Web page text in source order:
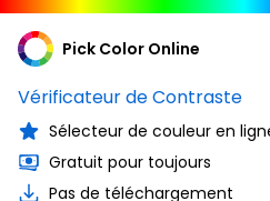
Pick Color Online
Vérificateur de Contraste
Sélecteur de couleur en
Gratuit pour toujours
Pas de téléchargement